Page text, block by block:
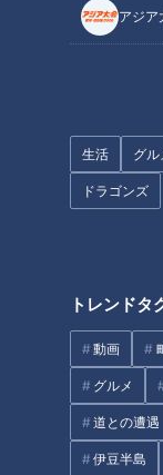
アジア
生活 グル
ドラゴンズ
トレンドタ
動画
グルメ
道との遭遇
伊豆半島
『四日市中央工業高
トリフティング部で
超高校級・怪力兄弟
“林業甲子園”で優勝